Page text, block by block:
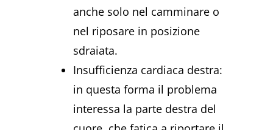
anche solo nel camminare o
nel riposare in posizione
sdraiata.
Insufficienza cardiaca destra:
in questa forma il problema
interessa la parte destra del